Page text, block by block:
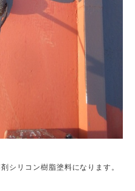
シリコン樹脂塗料になります。